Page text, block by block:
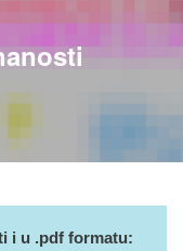
i u .pdf formatu: